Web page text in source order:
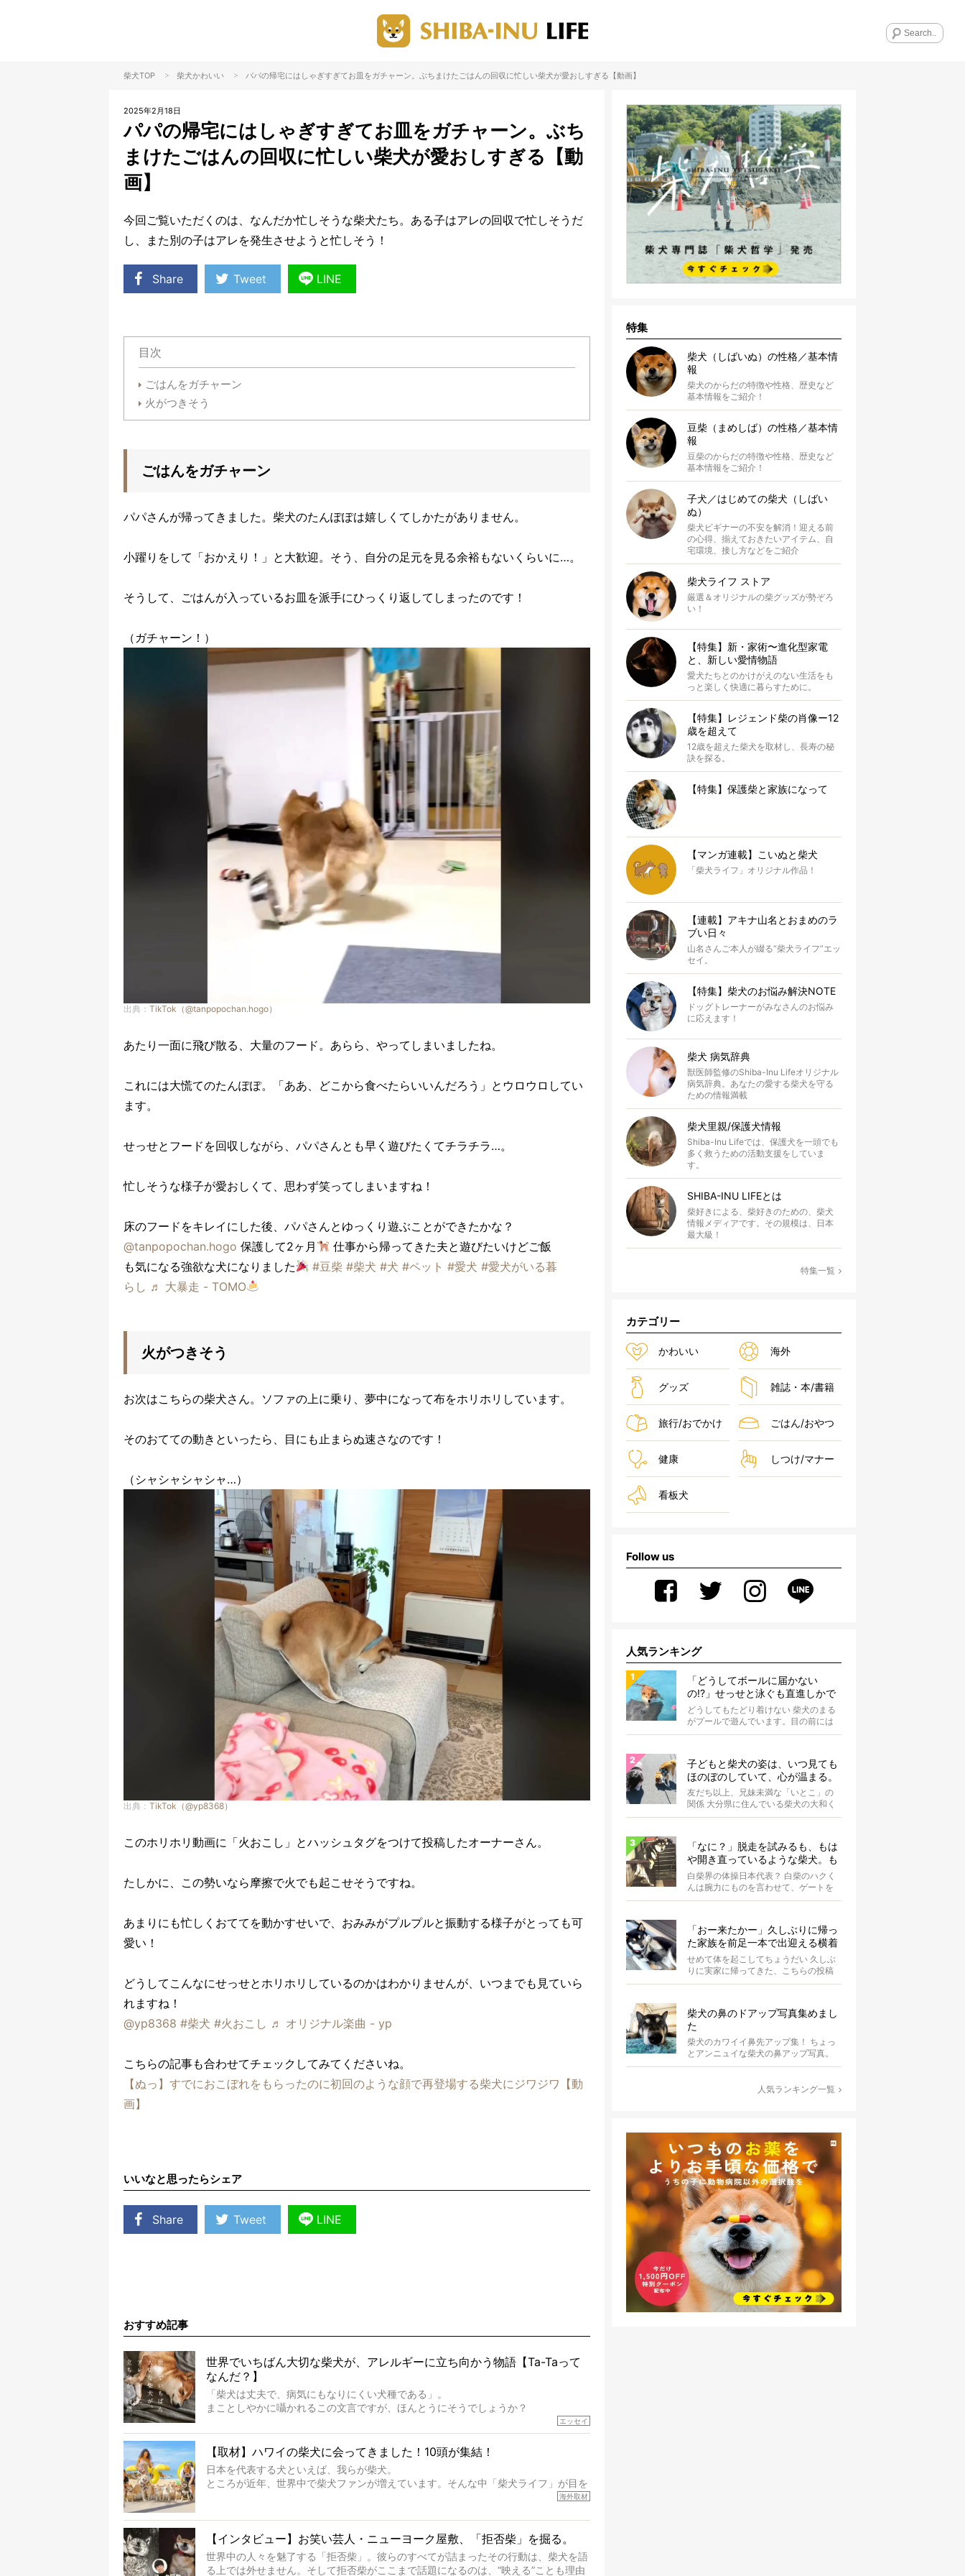
柴犬TOP > 柴犬かわいい > パパの帰宅にはしゃぎすぎてお皿をガチャーン。ぶちまけたごはんの回収に忙しい柴犬が愛おしすぎる【動画】
2025年2月18日
パパの帰宅にはしゃぎすぎてお皿をガチャーン。ぶち
まけたごはんの回収に忙しい柴犬が愛おしすぎる【動
画】
今回ご覧いただくのは、なんだか忙しそうな柴犬たち。ある子はアレの回収で忙しそうだ
し、また別の子はアレを発生させようと忙しそう！
Share Tweet LINE
目次
ごはんをガチャーン
火がつきそう
ごはんをガチャーン
パパさんが帰ってきました。柴犬のたんぽぽは嬉しくてしかたがありません。
小躍りをして「おかえり！」と大歓迎。そう、自分の足元を見る余裕もないくらいに…。
そうして、ごはんが入っているお皿を派手にひっくり返してしまったのです！
（ガチャーン！）
出典： TikTok（@tanpopochan.hogo）
あたり一面に飛び散る、大量のフード。あらら、やってしまいましたね。
これには大慌てのたんぽぽ。「ああ、どこから食べたらいいんだろう」とウロウロしてい
ます。
せっせとフードを回収しながら、パパさんとも早く遊びたくてチラチラ…。
忙しそうな様子が愛おしくて、思わず笑ってしまいますね！
床のフードをキレイにした後、パパさんとゆっくり遊ぶことができたかな？
@tanpopochan.hogo 保護して2ヶ月
仕事から帰ってきた夫と遊びたいけどご飯
も気になる強欲な犬になりました
#豆柴 #柴犬 #犬 #ペット #愛犬 #愛犬がいる暮
らし ♬ 大暴走 - TOMO
火がつきそう
お次はこちらの柴犬さん。ソファの上に乗り、夢中になって布をホリホリしています。
そのおてての動きといったら、目にも止まらぬ速さなのです！
（シャシャシャシャ…）
出典： TikTok（@yp8368）
このホリホリ動画に「火おこし」とハッシュタグをつけて投稿したオーナーさん。
たしかに、この勢いなら摩擦で火でも起こせそうですね。
あまりにも忙しくおててを動かすせいで、おみみがプルプルと振動する様子がとっても可
愛い！
どうしてこんなにせっせとホリホリしているのかはわかりませんが、いつまでも見ていら
れますね！
@yp8368 #柴犬 #火おこし ♬ オリジナル楽曲 - yp
こちらの記事も合わせてチェックしてみてくださいね。
【ぬっ】すでにおこぼれをもらったのに初回のような顔で再登場する柴犬にジワジワ【動
画】
いいなと思ったらシェア
Share Tweet LINE
おすすめ記事
世界でいちばん大切な柴犬が、アレルギーに立ち向かう物語【Ta-Taって
なんだ？】
「柴犬は丈夫で、病気にもなりにくい犬種である」。
まことしやかに囁かれるこの文言ですが、ほんとうにそうでしょうか？
もちろん、犬種としての完成度がとてつもなく高い柴犬だから、そういった側面はあ
ります。
でも、いざそれぞれの個体を見ていくと、丈夫で病気にもなりにくい、とは言えない
ような気もするのです。
実際に「病気にならない」などということはないし、飼い主はそのためにやるべきこ
とがある。
今回は、柴犬に関わる方たちすべてに読んで欲しい、ある柴犬とその家族のお話。
※文章はご本人の了承を得て編集しています
※画像はすべてイメージです
※この記事は個人の感想であり、効果・効能を示すものではありません
エッセイ
【取材】ハワイの柴犬に会ってきました！10頭が集結！
日本を代表する犬といえば、我らが柴犬。
ところが近年、世界中で柴犬ファンが増えています。そんな中「柴犬ライフ」が目を
つけたのは、南の楽園ハワイ。柴犬オーナーが多く、定期的にオフ会まで開催されて
そんな噂を聞きつけ、今回はハワイの柴犬たちを取材してきました！
海外取材
【インタビュー】お笑い芸人・ニューヨーク屋敷、「拒否柴」を掘る。
世界中の人々を魅了する「拒否柴」。彼らのすべてが詰まったその行動は、柴犬を語
る上では外せません。そして拒否柴がここまで話題になるのは、“映える”ことも理由
特集
柴犬（しばいぬ）の性格／基本情
報
柴犬のからだの特徴や性格、歴史など
基本情報をご紹介！
豆柴（まめしば）の性格／基本情
報
豆柴のからだの特徴や性格、歴史など
基本情報をご紹介！
子犬／はじめての柴犬（しばい
ぬ）
柴犬ビギナーの不安を解消！迎える前
の心得、揃えておきたいアイテム、自
宅環境、接し方などをご紹介
柴犬ライフ ストア
厳選＆オリジナルの柴グッズが勢ぞろ
い！
【特集】新・家術〜進化型家電
と、新しい愛情物語
愛犬たちとのかけがえのない生活をも
っと楽しく快適に暮らすために。
【特集】レジェンド柴の肖像ー12
歳を超えて
12歳を超えた柴犬を取材し、長寿の秘
訣を探る。
【特集】保護柴と家族になって
【マンガ連載】こいぬと柴犬
「柴犬ライフ」オリジナル作品！
【連載】アキナ山名とおまめのラ
ブい日々
山名さんご本人が綴る“柴犬ライフ”エッ
セイ。
【特集】柴犬のお悩み解決NOTE
ドッグトレーナーがみなさんのお悩み
に応えます！
柴犬 病気辞典
獣医師監修のShiba-Inu Lifeオリジナル
病気辞典。あなたの愛する柴犬を守る
ための情報満載
柴犬里親/保護犬情報
Shiba-Inu Lifeでは、保護犬を一頭でも
多く救うための活動支援をしていま
す。
SHIBA-INU LIFEとは
柴好きによる、柴好きのための、柴犬
情報メディアです。その規模は、日本
最大級！
特集一覧
カテゴリー
かわいい 海外
グッズ 雑誌・本/書籍
旅行/おでかけ ごはん/おやつ
健康 しつけ/マナー
看板犬
Follow us
人気ランキング
「どうしてボールに届かない
の!?」せっせと泳ぐも直進しかで
きない柴犬が可愛い【動画】
どうしてもたどり着けない 柴犬のまる
がプールで遊んでいます。目の前には
大好きなボールが。 まるは...
子どもと柴犬の姿は、いつ見ても
ほのぼのしていて、心が温まる。
友だち以上、兄妹未満な「いとこ」の
関係 大分県に住んでいる柴犬の大和く
ん。Instagramにたびたび登場する...
「なに？」脱走を試みるも、もは
や開き直っているような柴犬。も
っと気まずそうにしてくれないか
なぁ…！【動画あり】
白柴界の体操日本代表？ 白柴のハクく
んは腕力にものを言わせて、ゲートを
よじ登ろうとしています。その様子は
「おー来たかー」久しぶりに帰っ
た家族を前足一本で出迎える横着
柴犬【動画】
せめて体を起こしてちょうだい 久しぶ
りに実家に帰ってきた、こちらの投稿
者さん。するとお外でくつろいでいた
柴犬の鼻のドアップ写真集めまし
た
柴犬のカワイイ鼻先アップ集！ ちょっ
とアンニュイな柴犬の鼻アップ写真。
何やら物思いにふけっているようで
人気ランキング一覧